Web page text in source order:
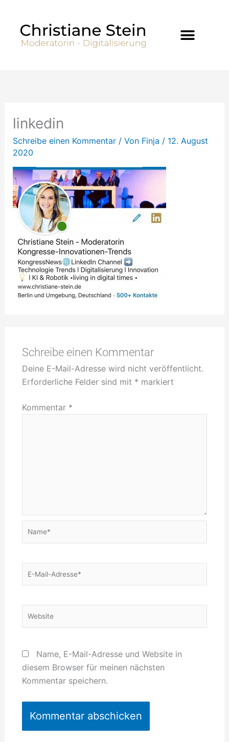
springen
linkedin
Schreibe einen Kommentar / Von Finja / 12. August
2020
Schreibe einen Kommentar
Deine E-Mail-Adresse wird nicht veröffentlicht.
Erforderliche Felder sind mit * markiert
Kommentar *
Name*
Website
Name, E-Mail-Adresse und Website in
diesem Browser für meinen nächsten
Kommentar speichern.